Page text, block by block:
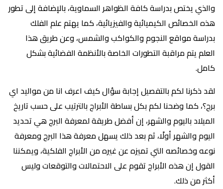
والذي يختص بدراسة كافة الظواهر السماوية، بالإضافة إلى تطور
هذه الخصائص الكيميائية والفيزيائية، كما يهتم علم الفلك
بدراسة مواقع النجوم والكواكب والشمس، وعن طريق هذا
العلم يتم مراقبة التطورات الخاصة بالأنظمة الفضائية بشكل
كامل.
لقد ذكرنا لكم بالتفصيل إجابة سؤال كيف اعرف انا من مواليد اي
برج؟، كما وضحنا لكم بكل بساطة الأبراج بالترتيب على حسب تاريخ
الميلاد باليوم والشهر، إن أفضل طريقة لمعرفة البرج هي تحديد
اليوم والشهر أولًا، ثم بعد ذلك يسهل معرفة هذا البرج ومعرفة
نوعه وخصائصه التي تميزه عن غيره من الأبراج الفلكية، ويمكننا
القول إن هذه الأبراج تقوم على الاحتمالات والتوقعات وليس
أكثر من ذلك.